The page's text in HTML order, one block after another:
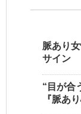
脈あり
サイン
“目が合
『脈あ